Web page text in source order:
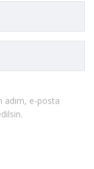
adım, e-posta